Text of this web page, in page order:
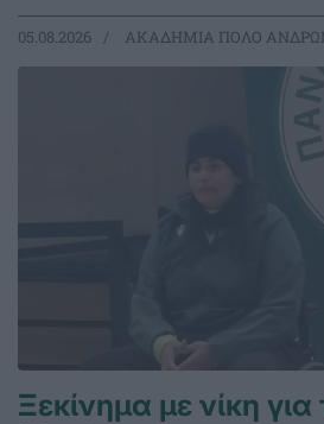
05.08.2026 ΑΚΑΔΗΜΙΑ ΠΟΛΟ
Ξεκίνημα με νίκη για